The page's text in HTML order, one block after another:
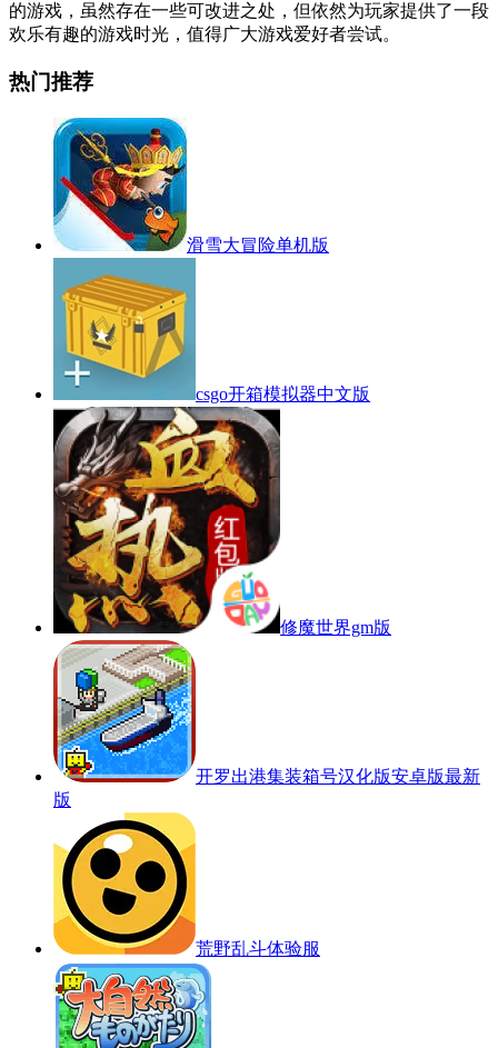
的游戏，虽然存在一些可改进之处，但依然为玩家提供了一段
欢乐有趣的游戏时光，值得广大游戏爱好者尝试。
热门推荐
滑雪大冒险单机版
csgo开箱模拟器中文版
修魔世界gm版
开罗出港集装箱号汉化版安卓版最新
版
荒野乱斗体验服